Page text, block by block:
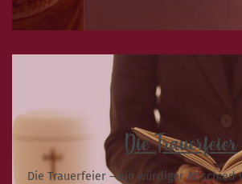
Die Trauerfeier
Die Trauerfeier – ein würdiger Abschied